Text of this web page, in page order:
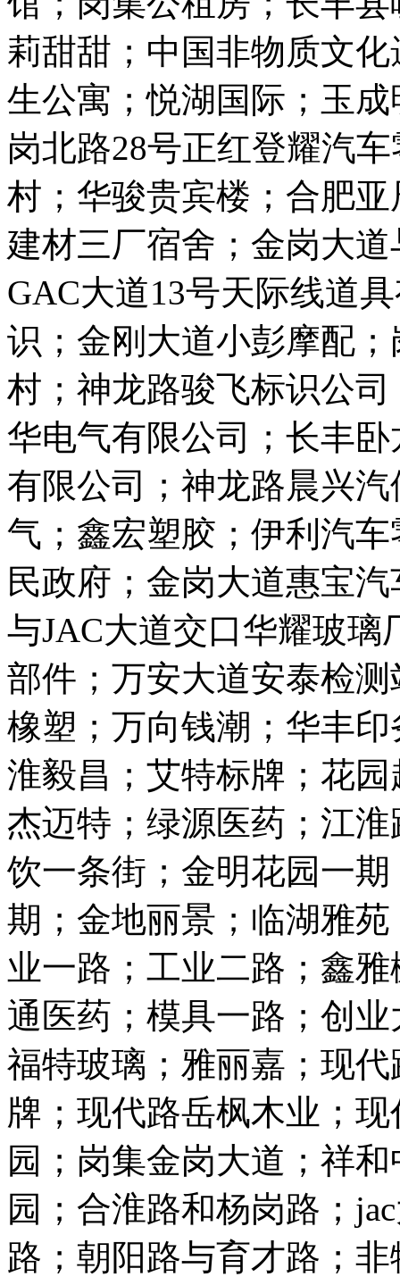
莉甜甜；中国非物质文
生公寓；悦湖国际；玉
岗北路28号正红登耀汽
村；华骏贵宾楼；合肥
建材三厂宿舍；金岗大
GAC大道13号天际线道
识；金刚大道小彭摩配
村；神龙路骏飞标识公
华电气有限公司；长丰
有限公司；神龙路晨兴
气；鑫宏塑胶；伊利汽
民政府；金岗大道惠宝
与JAC大道交口华耀玻璃
部件；万安大道安泰检
橡塑；万向钱潮；华丰
淮毅昌；艾特标牌；花
杰迈特；绿源医药；江
饮一条街；金明花园一
期；金地丽景；临湖雅
业一路；工业二路；鑫
通医药；模具一路；创
福特玻璃；雅丽嘉；现
牌；现代路岳枫木业；
园；岗集金岗大道；祥
园；合淮路和杨岗路；
路；朝阳路与育才路；